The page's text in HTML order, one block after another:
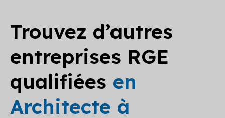
Trouvez d’autres
entreprises RGE
qualifiées en
Architecte à